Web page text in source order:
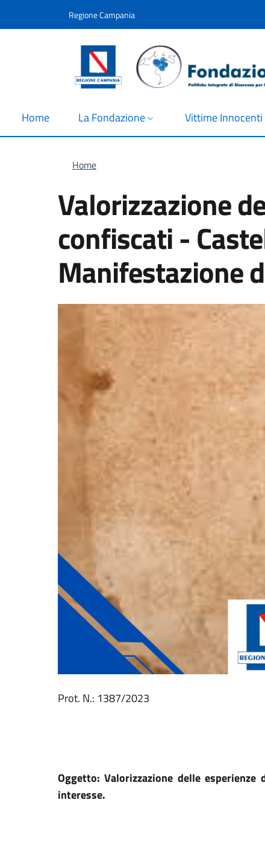
Regione Campania
Home La Fondazione Vittime Innocenti
Briciole di pane
Home
Valorizzazione
confiscati -
Manifestazione
Prot. N.: 1387/2023
Oggetto: Valorizzazione delle
interesse.